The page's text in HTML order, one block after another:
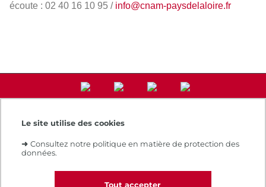
Le site utilise des cookies
➜ Consultez notre politique en matière de protection des
données.
Tout accepter
écoute : 02 40 16 10 95 / info@cnam-paysdelaloire.fr
Accès direct
Notre e-boutique
Le Cnam recrute
Contacts et plans d'accès